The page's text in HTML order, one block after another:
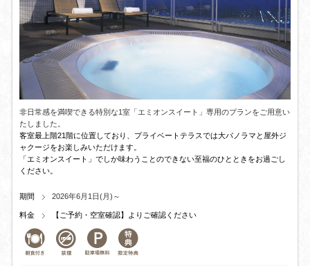
非日常感を満喫できる特別な1室「エミオンスイート」専用のプランをご用意い
たしました。
客室最上階21階に位置しており、プライベートテラスでは大パノラマと屋外ジ
ャクージをお楽しみいただけます。
「エミオンスイート」でしか味わうことのできない至福のひとときをお過ごし
ください。
期間 2026年6月1日(月)～
料金 【ご予約・空室確認】よりご確認ください